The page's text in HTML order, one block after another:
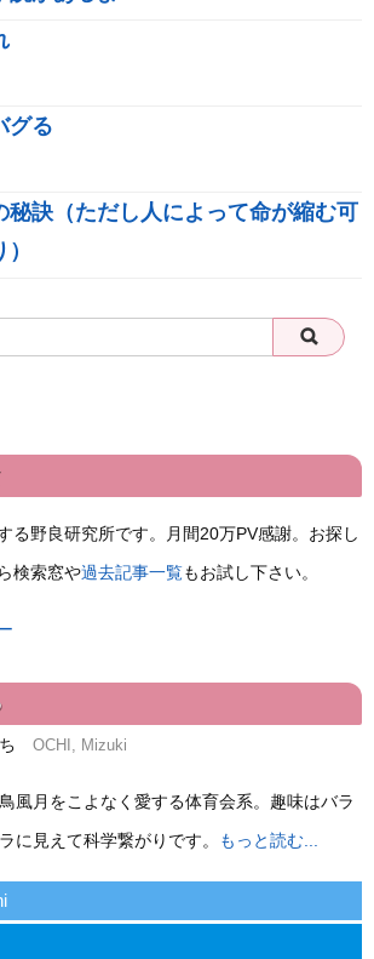
グる
秘訣（ただし人によって命が縮む可
る野良研究所です。月間20万PV感謝。お探し
検索窓や過去記事一覧もお試し下さい。
OCHI, Mizuki
風月をこよなく愛する体育会系。趣味はバラ
に見えて科学繋がりです。
もっと読む...